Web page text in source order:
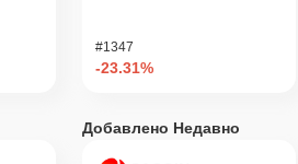
– Ключевые Метрики и
на centralized and decentralized
#1347
-23.31%
Добавлено Недавно